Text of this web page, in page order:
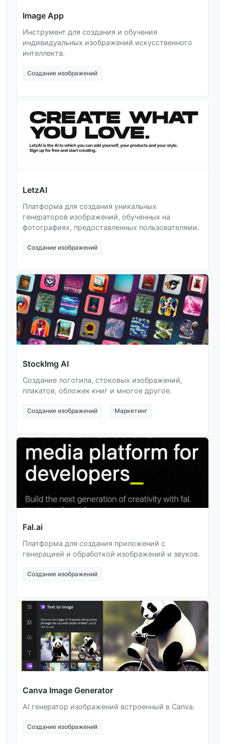
Image App
Инструмент для создания и обучения
индивидуальных изображений искусственного
интеллекта.
Создание изображений
LetzAI
Платформа для создания уникальных
генераторов изображений, обученных на
фотографиях, предоставленных пользователями.
Создание изображений
StockImg AI
Создание логотипа, стоковых изображений,
плакатов, обложек книг и многое другое.
Создание изображений Маркетинг
Fal.ai
Платформа для создания приложений с
генерацией и обработкой изображений и звуков.
Создание изображений
Canva Image Generator
AI генератор изображений встроенный в Canva.
Создание изображений